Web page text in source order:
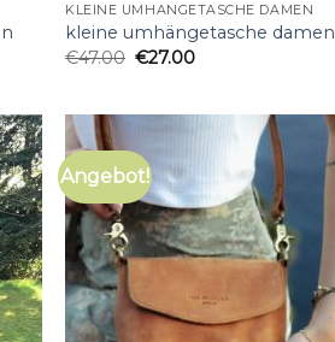
KLEINE UMHÄNGETASCHE DAMEN
kleine umhängetasche damen
€47.00 €27.00
Angebot!